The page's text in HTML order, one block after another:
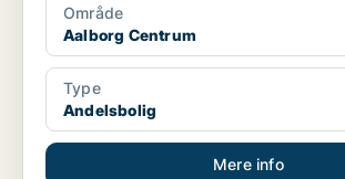
Område
Aalborg Centrum
Type
Andelsbolig
Mere info